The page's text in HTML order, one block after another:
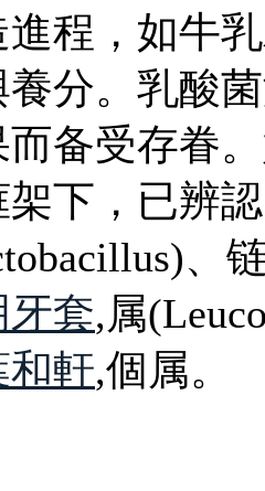
進程，如牛
養分。乳酸
备受存眷
架下，已辨
、
牙套,属
和軒,個属。